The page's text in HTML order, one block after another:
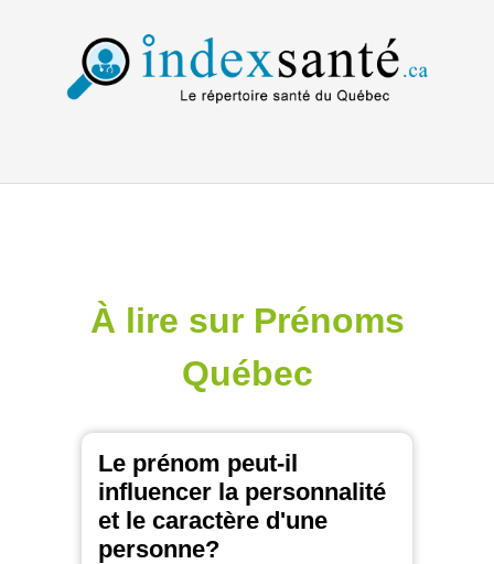
À lire sur Prénoms
Québec
Le prénom peut-il
influencer la personnalité
et le caractère d'une
personne?